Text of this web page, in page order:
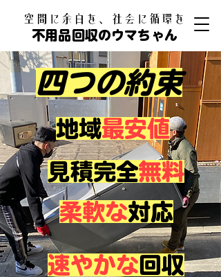
​空間に余白を、社会に循環を
不用品回収のウマちゃん
四つの約束
​地域最安値
速やかな回収
柔軟な対応
見積完全無料